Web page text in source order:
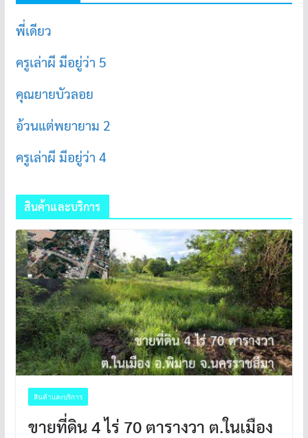
พี่เดียว
ครูเล่าผี มีอยู่ว่า 5
คุณยายบัวลอย
อ้วนแต่พยายาม 2
ครูเล่าผี มีอยู่ว่า 4
สินค้าและบริการ
สินค้าและบริการ
ขายที่ดิน 4 ไร่ 70 ตารางวา ต.ในเมือง